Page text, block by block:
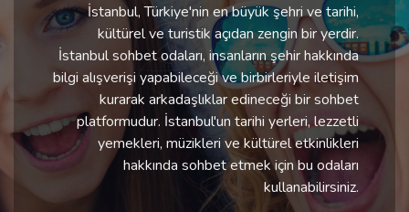
İstanbul, Türkiye'nin en büyük şehri ve tarihi,
kültürel ve turistik açıdan zengin bir yerdir.
İstanbul sohbet odaları, insanların şehir hakkında
bilgi alışverişi yapabileceği ve birbirleriyle iletişim
kurarak arkadaşlıklar edineceği bir sohbet
platformudur. İstanbul'un tarihi yerleri, lezzetli
yemekleri, müzikleri ve kültürel etkinlikleri
hakkında sohbet etmek için bu odaları
kullanabilirsiniz.